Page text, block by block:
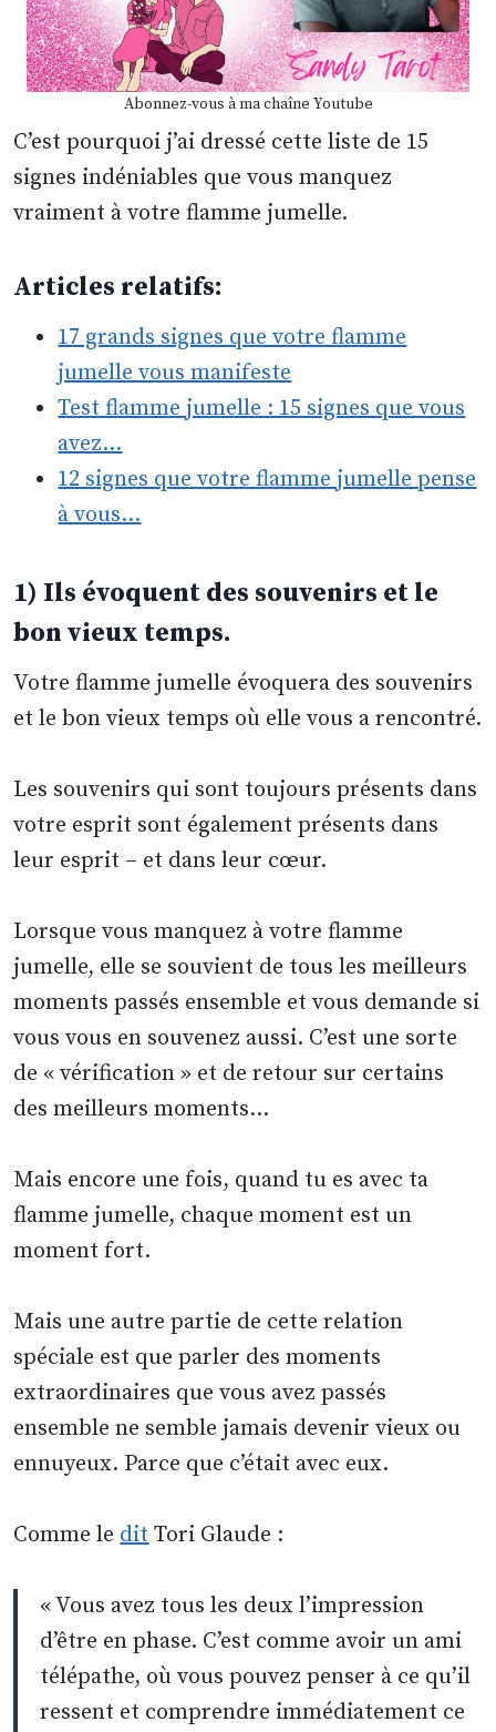
Abonnez-vous à ma chaîne Youtube
C’est pourquoi j’ai dressé cette liste de 15
signes indéniables que vous manquez
vraiment à votre flamme jumelle.
Articles relatifs:
17 grands signes que votre flamme
jumelle vous manifeste
Test flamme jumelle : 15 signes que vous
avez…
12 signes que votre flamme jumelle pense
à vous…
1) Ils évoquent des souvenirs et le
bon vieux temps.
Votre flamme jumelle évoquera des souvenirs
et le bon vieux temps où elle vous a rencontré.
Les souvenirs qui sont toujours présents dans
votre esprit sont également présents dans
leur esprit – et dans leur cœur.
Lorsque vous manquez à votre flamme
jumelle, elle se souvient de tous les meilleurs
moments passés ensemble et vous demande si
vous vous en souvenez aussi. C’est une sorte
de « vérification » et de retour sur certains
des meilleurs moments…
Mais encore une fois, quand tu es avec ta
flamme jumelle, chaque moment est un
moment fort.
Mais une autre partie de cette relation
spéciale est que parler des moments
extraordinaires que vous avez passés
ensemble ne semble jamais devenir vieux ou
ennuyeux. Parce que c’était avec eux.
Comme le dit Tori Glaude :
« Vous avez tous les deux l’impression
d’être en phase. C’est comme avoir un ami
télépathe, où vous pouvez penser à ce qu’il
ressent et comprendre immédiatement ce